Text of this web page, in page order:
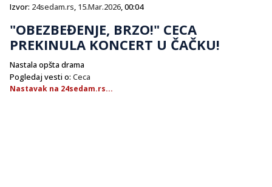
Izvor: 24sedam.rs, 15.Mar.2026, 00:04
"OBEZBEĐENJE, BRZO!" CECA
PREKINULA KONCERT U ČAČKU!
Nastala opšta drama
Pogledaj vesti o: Ceca
Nastavak na 24sedam.rs...